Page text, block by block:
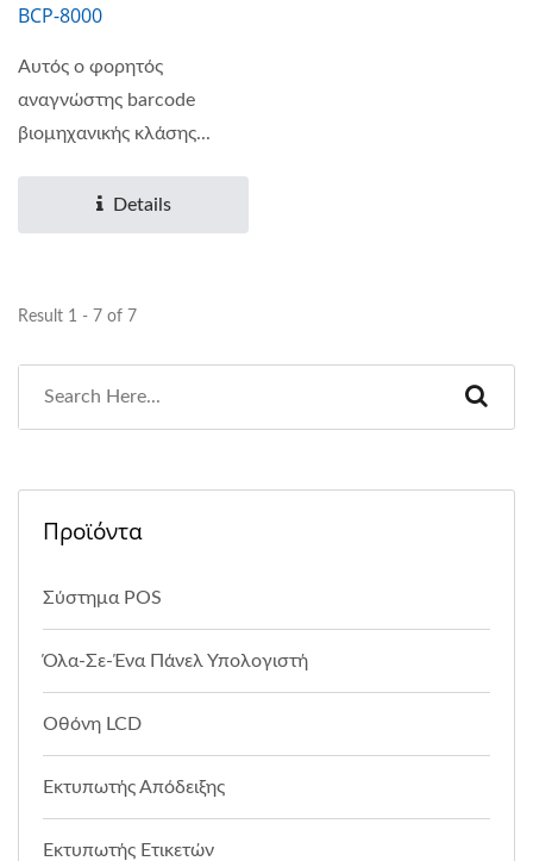
BCP-8000
Αυτός ο φορητός
αναγνώστης barcode
βιομηχανικής κλάσης...
Details
Result 1 - 7 of 7
Προϊόντα
Σύστημα POS
Όλα-Σε-Ένα Πάνελ Υπολογιστή
Οθόνη LCD
Εκτυπωτής Απόδειξης
Εκτυπωτής Ετικετών